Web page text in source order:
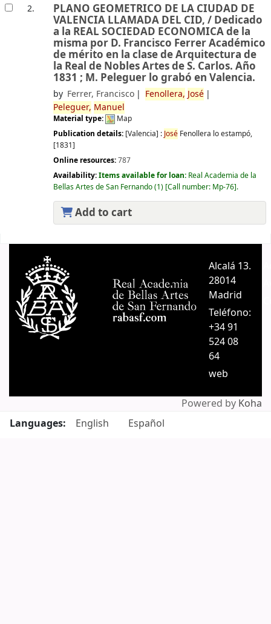
2. PLANO GEOMETRICO DE LA CIUDAD DE
VALENCIA LLAMADA DEL CID, / Dedicado
a la REAL SOCIEDAD ECONOMICA de la
misma por D. Francisco Ferrer Académico
de mérito en la clase de Arquitectura de
la Real de Nobles Artes de S. Carlos. Año
1831 ; M. Peleguer lo grabó en Valencia.
by Ferrer, Francisco Fenollera, José
Peleguer, Manuel
Material type:
Map
Publication details: [Valencia] : JoséFenollera lo estampó,
[1831]
Online resources:787
Availability:Items available for loan: Real Academia de la
Bellas Artes de San Fernando(1) Call number: Mp-76 .
Add to cart
Alcalá 13.
28014
Madrid
Teléfono:
+34 91
524 08
64
web
Powered by Koha
Languages:
English Español